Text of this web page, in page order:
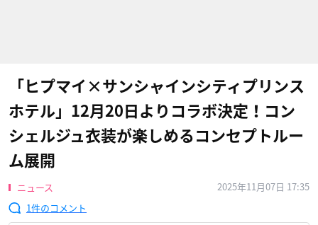
「ヒプマイ×サンシャインシティプリンス
ホテル」12月20日よりコラボ決定！コン
シェルジュ衣装が楽しめるコンセプトルー
ム展開
ニュース
2025年11月07日 17:35
1